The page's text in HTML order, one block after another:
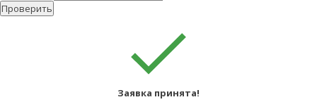
Проверить
Заявка принята!